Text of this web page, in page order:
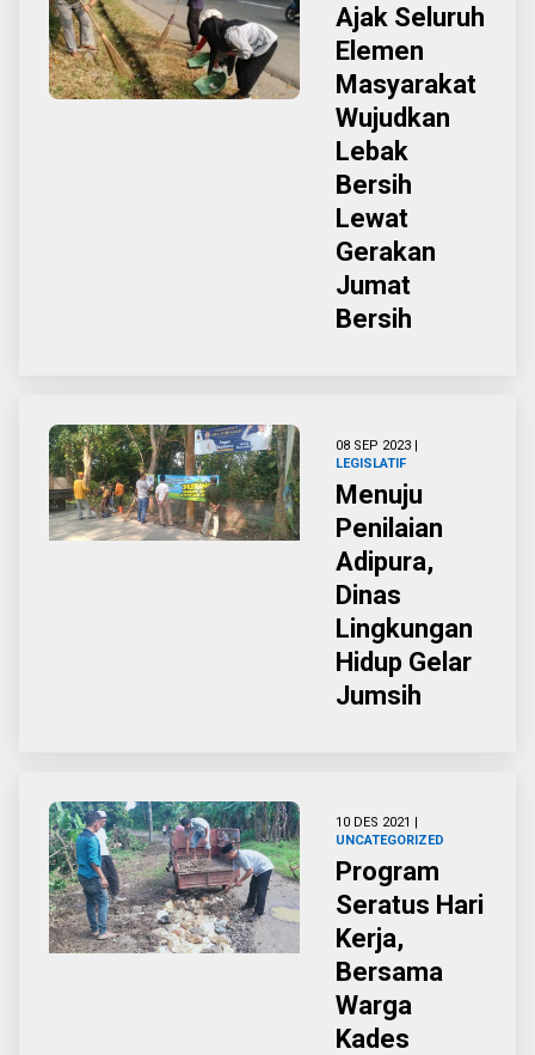
Ajak Seluruh
Elemen
Masyarakat
Wujudkan
Lebak
Bersih
Lewat
Gerakan
Jumat
Bersih
08 SEP 2023 |
LEGISLATIF
Menuju
Penilaian
Adipura,
Dinas
Lingkungan
Hidup Gelar
Jumsih
10 DES 2021 |
UNCATEGORIZED
Program
Seratus Hari
Kerja,
Bersama
Warga
Kades